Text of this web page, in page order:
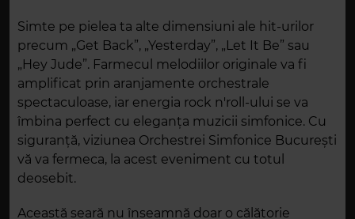
Simte pe pielea ta alte dimensiuni ale hit-urilor
precum „Get Back”, „Yesterday”, „Let It Be” sau
„Hey Jude”. Farmecul melodiilor originale va fi
amplificat prin aranjamente orchestrale
spectaculoase, iar energia rock n'roll-ului se va
îmbina perfect cu eleganța muzicii simfonice. Cu
siguranță, viziunea Orchestrei Simfonice București
vă va fermeca, la acest eveniment cu totul
deosebit.
Această seară nu înseamnă doar o călătorie